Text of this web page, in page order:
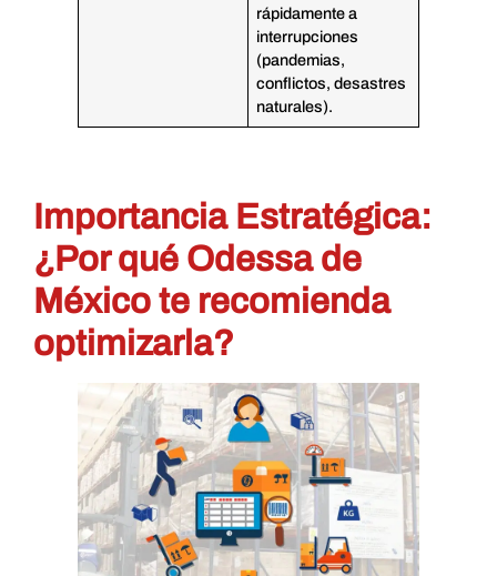
rápidamente a
interrupciones
(pandemias,
conflictos, desastres
naturales).
Importancia Estratégica:
¿Por qué Odessa de
México te recomienda
optimizarla?